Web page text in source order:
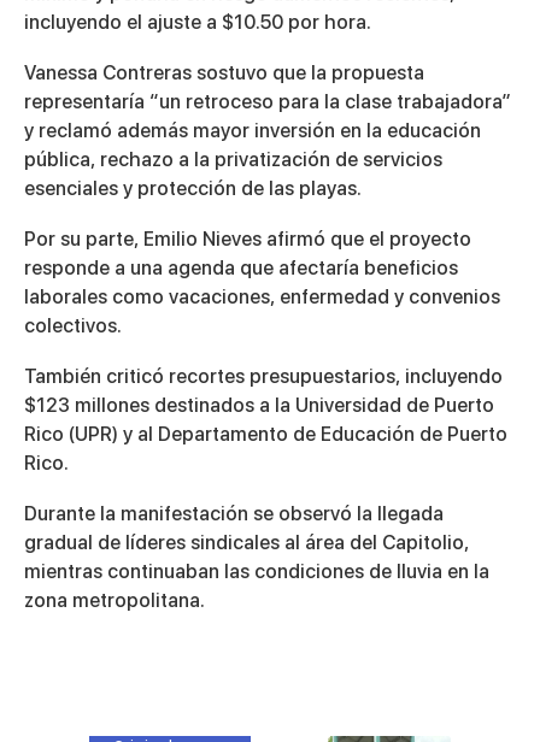
incluyendo el ajuste a $10.50 por hora.
Vanessa Contreras sostuvo que la propuesta
representaría “un retroceso para la clase trabajadora”
y reclamó además mayor inversión en la educación
pública, rechazo a la privatización de servicios
esenciales y protección de las playas.
Por su parte, Emilio Nieves afirmó que el proyecto
responde a una agenda que afectaría beneficios
laborales como vacaciones, enfermedad y convenios
colectivos.
También criticó recortes presupuestarios, incluyendo
$123 millones destinados a la Universidad de Puerto
Rico (UPR) y al Departamento de Educación de Puerto
Rico.
Durante la manifestación se observó la llegada
gradual de líderes sindicales al área del Capitolio,
mientras continuaban las condiciones de lluvia en la
zona metropolitana.